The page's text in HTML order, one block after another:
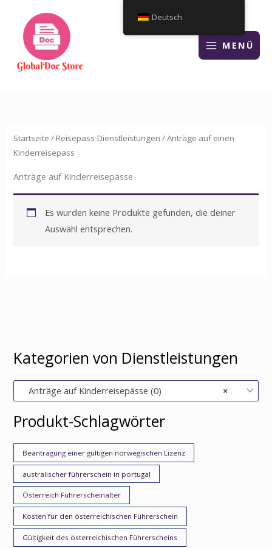
springen
MENÜ
Startseite / Reisepass-Dienstleistungen / Anträge auf einen
Kinderreisepass
Anträge auf Kinderreisepässe
Es wurden keine Produkte gefunden, die deiner
Auswahl entsprechen.
Kategorien von Dienstleistungen
×
Anträge auf Kinderreisepässe (0)
Produkt-Schlagwörter
Beantragung einer gültigen norwegischen Lizenz
australischer führerschein in portugal
Österreich Führerscheinalter
Kosten für den österreichischen Führerschein
Gültigkeit des österreichischen Führerscheins
Deutsch